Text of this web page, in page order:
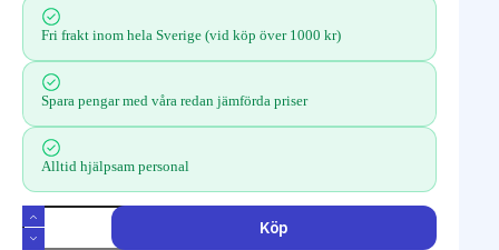
Fri frakt inom hela Sverige (vid köp över 1000 kr)
Spara pengar med våra redan jämförda priser
Alltid hjälpsam personal
Köp